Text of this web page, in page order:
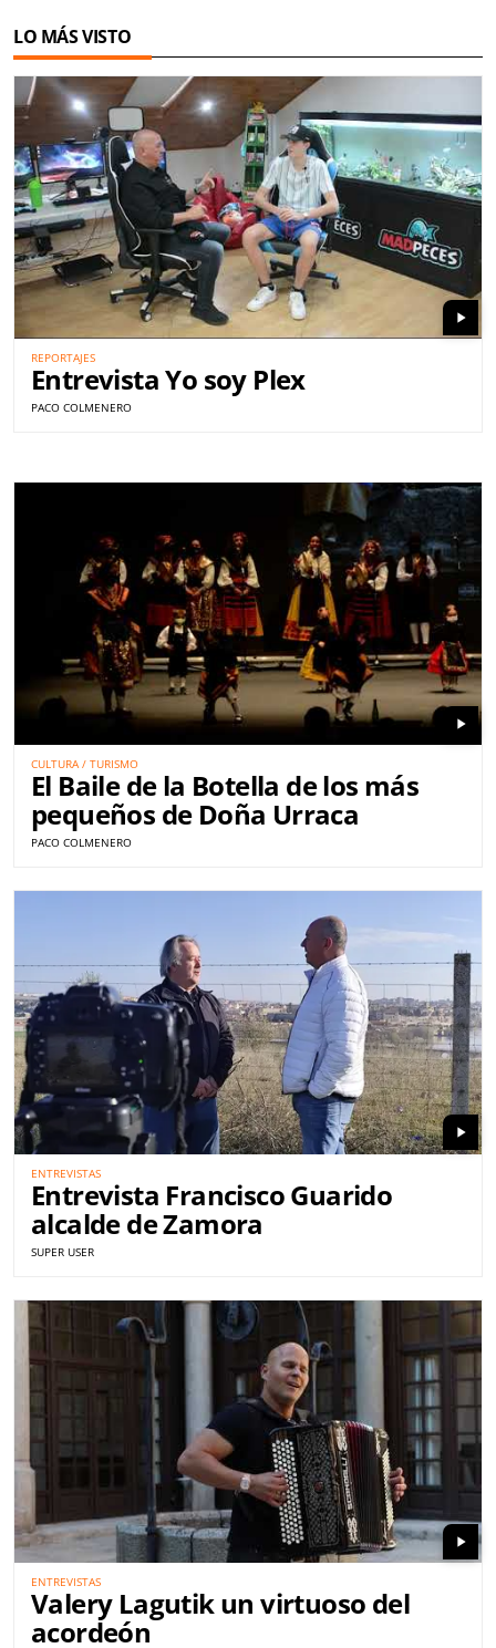
LO MÁS VISTO
play_arrow
REPORTAJES
Entrevista Yo soy Plex
PACO COLMENERO
play_arrow
CULTURA / TURISMO
El Baile de la Botella de los más
pequeños de Doña Urraca
PACO COLMENERO
play_arrow
ENTREVISTAS
Entrevista Francisco Guarido
alcalde de Zamora
SUPER USER
play_arrow
ENTREVISTAS
Valery Lagutik un virtuoso del
acordeón